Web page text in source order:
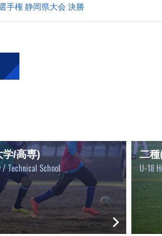
手権 静岡県大会 決勝
学/高専)
Technical School
二種
U-18